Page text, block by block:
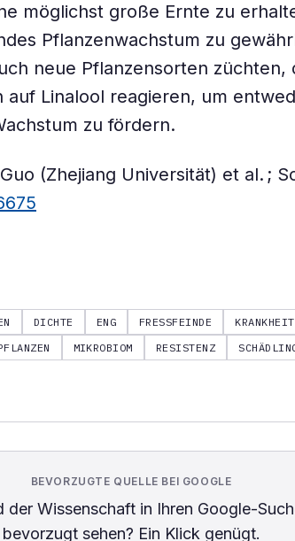
möglichst große Ernte zu
Pflanzenwachstum zu
neue Pflanzensorten züchten,
Linalool reagieren, um
zu fördern.
(Zhejiang Universität) et al. ;
DICHTE ENG FRESSFEINDE
MIKROBIOM RESISTENZ
BEVORZUGTE QUELLE BEI GOOGLE
der Wissenschaftin Ihren Google-
bevorzugt sehen? Ein Klick genügt.